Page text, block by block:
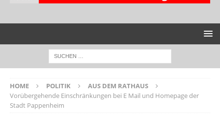
HOME POLITIK
AUS DEM RATHAUS
Vorübergehende Einschränkungen bei E Mail und Homepage der
Stadt Pappenheim